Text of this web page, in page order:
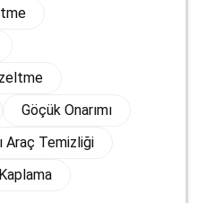
Göçük Onarımı
Araç Temizliği